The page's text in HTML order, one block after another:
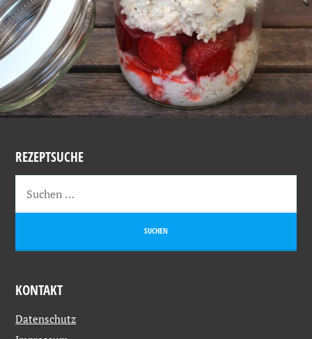
REZEPTSUCHE
KONTAKT
Datenschutz